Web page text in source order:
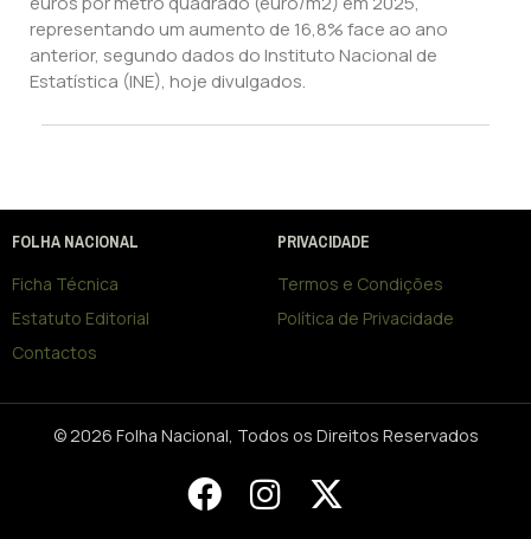
representando um aumento de 16,8% face ao ano
anterior, segundo dados do Instituto Nacional de
Estatística (INE), hoje divulgados.
FOLHA NACIONAL
Ficha Técnica
Estatuto Editorial
Contactos
PRIVACIDADE
Termos e Condições
Política de Privacidade
© 2026 Folha Nacional, Todos os Direitos Reservados